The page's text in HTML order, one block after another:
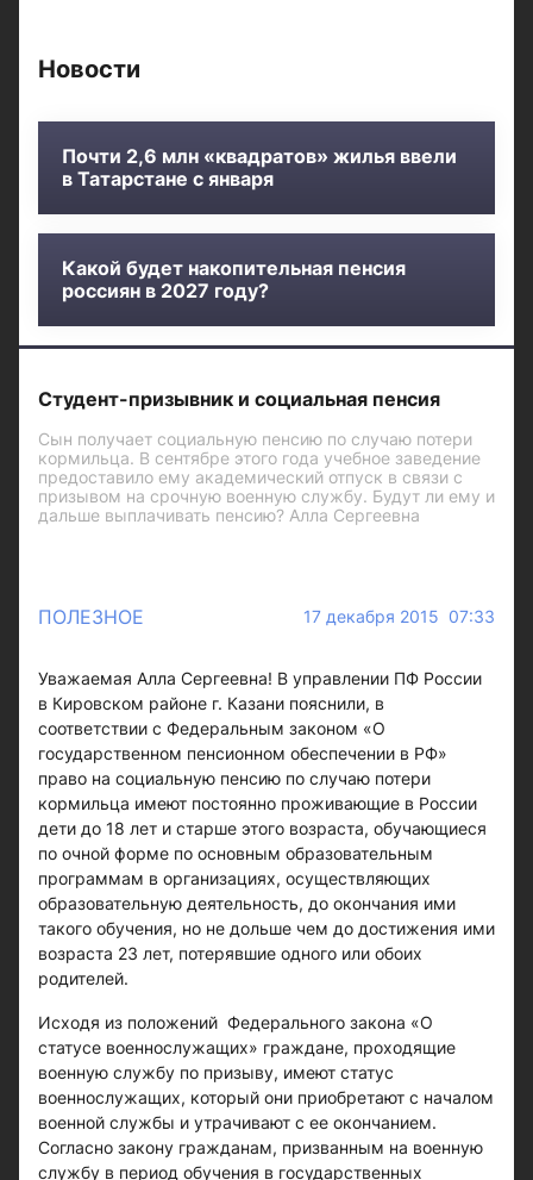
Новости
Почти 2,6 млн «квадратов» жилья ввели
в Татарстане с января
Какой будет накопительная пенсия
россиян в 2027 году?
Студент-призывник и социальная пенсия
Сын получает социальную пенсию по случаю потери
кормильца. В сентябре этого года учебное заведение
предоставило ему академический отпуск в связи с
призывом на срочную военную службу. Будут ли ему и
дальше выплачивать пенсию? Алла Сергеевна
ПОЛЕЗНОЕ 17 декабря 2015 07:33
Уважаемая Алла Сергеевна! В управлении ПФ России
в Кировском районе г. Казани пояснили, в
соответствии с Федеральным законом «О
государственном пенсионном обеспечении в РФ»
право на социальную пенсию по случаю потери
кормильца имеют постоянно проживающие в России
дети до 18 лет и старше этого возраста, обучающиеся
по очной форме по основным образовательным
программам в организациях, осуществляющих
образовательную деятельность, до окончания ими
такого обучения, но не дольше чем до достижения ими
возраста 23 лет, потерявшие одного или обоих
родителей.
Исходя из положений Федерального закона «О
статусе военнослужащих» граждане, проходящие
военную службу по призыву, имеют статус
военнослужащих, который они приобретают с началом
военной службы и утрачивают с ее окончанием.
Согласно закону гражданам, призванным на военную
службу в период обучения в государственных